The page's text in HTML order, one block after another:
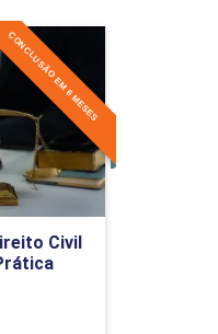
Civil
CONCLUSÃO EM 6 MESES
Direito
Civil na
Forense
curso